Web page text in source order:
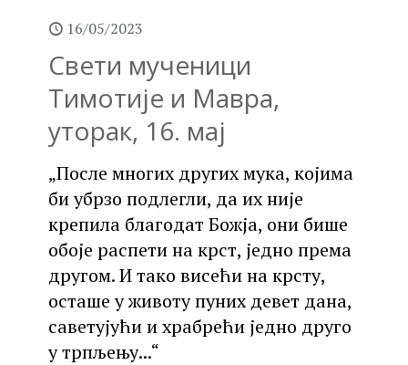
16/05/2023
Свети мученици
Тимотије и Мавра,
уторак, 16. мај
„После многих других мука, којима
би убрзо подлегли, да их није
крепила благодат Божја, они бише
обоје распети на крст, једно према
другом. И тако висећи на крсту,
осташе у животу пуних девет дана,
саветујући и храбрећи једно друго
у трпљењу...“